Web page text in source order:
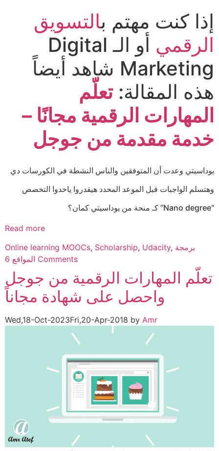
إذا كنت مهتم بالتسويق
الرقمي
أو الـ Digital
Marketing شاهد أيضاً
هذه المقالة:تعلّم
المهارات الرقمية مجانًا –
خدمة مقدمة من جوجل
يوداسيتي وعدت أن المتوفقين والناس النشطة في الكورسات دي
وهتسلم الواجبات قبل الموعد المحدد هيقدروا ياخدوا التخصص
“Nano degree” كـ منحة من يوداسيتي كمان؟
Read more
Categories
Online learning Tags
MOOCs, Scholarship, Udacity, برمجة
المواقع 6 Comments
تعلّم المهارات الرقمية من جوجل
واحصل على شهادة مجاناً
Wed,18-Oct-2023Fri,20-Apr-2018 by Amr